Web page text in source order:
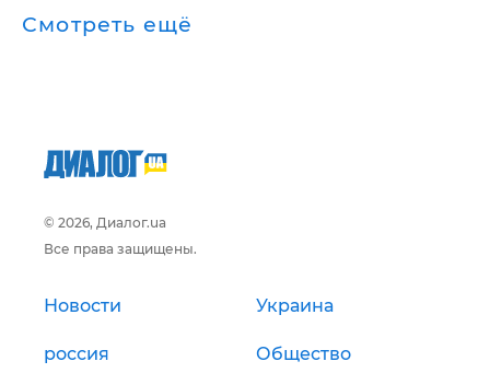
Смотреть ещё
© 2026, Диалог.ua
Все права защищены.
Новости Украина
россия Общество